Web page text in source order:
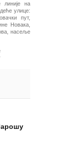
линије на
улице:
пут,
Новака,
насеље